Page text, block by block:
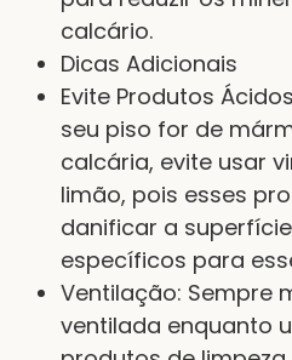
calcário.
Dicas Adicionais
Evite Produtos
seu piso for de
calcária, evite usar
limão, pois esses
danificar a
específicos para
Ventilação: Sempre
ventilada enquanto